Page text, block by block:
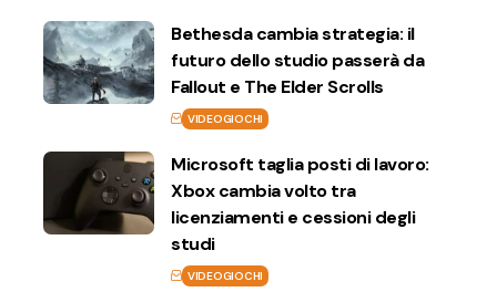
Bethesda cambia strategia: il
futuro dello studio passerà da
Fallout e The Elder Scrolls
VIDEOGIOCHI
Microsoft taglia posti di lavoro:
Xbox cambia volto tra
licenziamenti e cessioni degli
studi
VIDEOGIOCHI